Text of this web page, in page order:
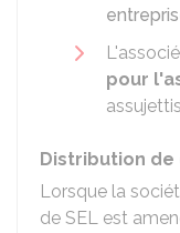
pour
Distribution de
Lorsque la
de SEL est